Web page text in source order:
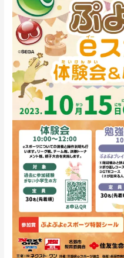
会
＆
小
学
大
会
10
月
15
（日）